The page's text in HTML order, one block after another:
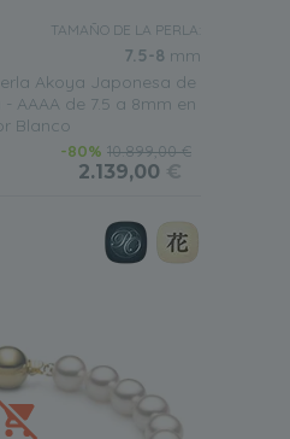
TAMAÑO DE LA PERLA:
7.5-8 mm
Akoya Japonesa de
AAAA de 7.5 a 8mm en
Blanco
-80% 10.899,00 €
2.139,00 €